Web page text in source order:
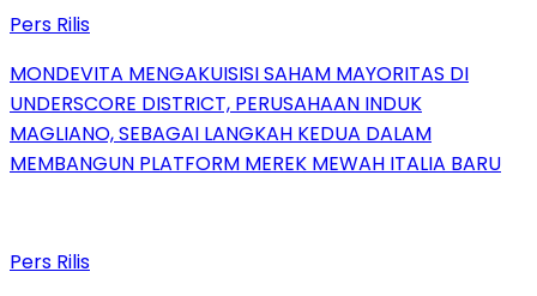
Pers Rilis
MONDEVITA MENGAKUISISI SAHAM MAYORITAS DI
UNDERSCORE DISTRICT, PERUSAHAAN INDUK
MAGLIANO, SEBAGAI LANGKAH KEDUA DALAM
MEMBANGUN PLATFORM MEREK MEWAH ITALIA BARU
Pers Rilis